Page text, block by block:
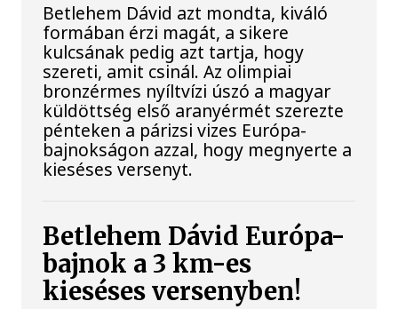
Betlehem Dávid azt mondta, kiváló
formában érzi magát, a sikere
kulcsának pedig azt tartja, hogy
szereti, amit csinál. Az olimpiai
bronzérmes nyíltvízi úszó a magyar
küldöttség első aranyérmét szerezte
pénteken a párizsi vizes Európa-
bajnokságon azzal, hogy megnyerte a
kieséses versenyt.
Betlehem Dávid Európa-
bajnok a 3 km-es
kieséses versenyben!